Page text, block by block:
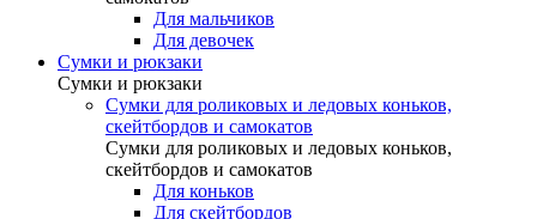
Для мальчиков
Для девочек
Сумки и рюкзаки
Сумки и рюкзаки
Сумки для роликовых и ледовых коньков,
скейтбордов и самокатов
Сумки для роликовых и ледовых коньков,
скейтбордов и самокатов
Для коньков
Для скейтбордов